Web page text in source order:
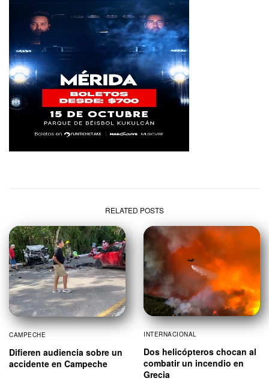
RELATED POSTS
CAMPECHE
Difieren audiencia sobre un
accidente en Campeche
INTERNACIONAL
Dos helicópteros chocan al
combatir un incendio en
Grecia